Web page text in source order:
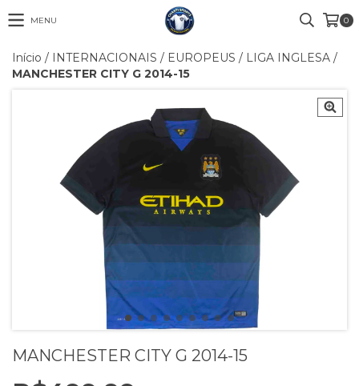
MENU 0
Início / INTERNACIONAIS / EUROPEUS / LIGA INGLESA /
MANCHESTER CITY G 2014-15
MANCHESTER CITY G 2014-15